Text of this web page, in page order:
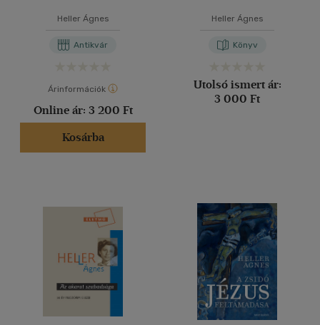
Heller Ágnes
Antikvár
Árinformációk
Online ár: 3 200 Ft
Kosárba
Heller Ágnes
Könyv
Utolsó ismert ár:
3 000 Ft